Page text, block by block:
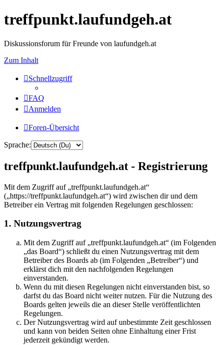
treffpunkt.laufundgeh.at
Diskussionsforum für Freunde von laufundgeh.at
Zum Inhalt
Schnellzugriff
FAQ
Anmelden
Foren-Übersicht
Sprache:
treffpunkt.laufundgeh.at - Registrierung
Mit dem Zugriff auf „treffpunkt.laufundgeh.at“
(„https://treffpunkt.laufundgeh.at“) wird zwischen dir und dem
Betreiber ein Vertrag mit folgenden Regelungen geschlossen:
1. Nutzungsvertrag
Mit dem Zugriff auf „treffpunkt.laufundgeh.at“ (im Folgenden
„das Board“) schließt du einen Nutzungsvertrag mit dem
Betreiber des Boards ab (im Folgenden „Betreiber“) und
erklärst dich mit den nachfolgenden Regelungen
einverstanden.
Wenn du mit diesen Regelungen nicht einverstanden bist, so
darfst du das Board nicht weiter nutzen. Für die Nutzung des
Boards gelten jeweils die an dieser Stelle veröffentlichten
Regelungen.
Der Nutzungsvertrag wird auf unbestimmte Zeit geschlossen
und kann von beiden Seiten ohne Einhaltung einer Frist
jederzeit gekündigt werden.